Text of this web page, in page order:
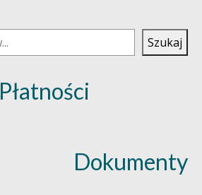
Szukaj
Płatności
Dokumenty